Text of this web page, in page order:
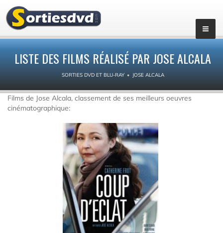
LISTE DES FILMS RÉALISÉ PAR JOSE ALCALA
SORTIES DVD ET BLU-RAY JOSE ALCALA
Films de Jose Alcala, classement de ses meilleurs oeuvres
cinématographique: